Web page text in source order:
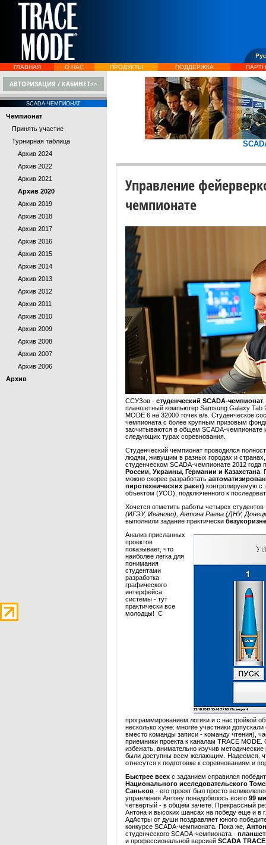
ГЛАВНАЯ О НАС ПРОДУКТЫ ПОДДЕРЖКА
АВТОРИЗАЦИЯ / КАБИНЕТ>>
SCADA-ЧЕМПИОНАТ
Чемпионат
Принять участие
Турнирная таблица
Архив 2024
Архив 2022
Архив 2021
Архив 2020
Архив 2019
Архив 2018
Архив 2017
Архив 2016
Архив 2015
Архив 2014
Архив 2013
Архив 2012
Архив 2011
Архив 2010
Архив 2009
Архив 2008
Архив 2007
Архив 2006
Архив
Управление
чемпионате
ССУЗов - студенческий SCADA-чемпионат
планшетный компьютер Samsung Galaxy Tab
MODE 6 на 32000 точек в/в. Студенческое
чемпионата с более крупным призовым
засчитываются в общем SCADA-
следующих турах соревнования.
Студенческий чемпионат проводился
людям, живущим в разных городах и
студенческом SCADA-чемпионате 2012 года
России, Украины, Германии и Казахстана
можно скорее разработать
пиротехнических ракет) контролируемую с
объектом (УСО), подключенного к
Хочется отметить работы четырех
(ИГЭУ, Иваново), Антона Раева (ДНУ,
выполнили задание практически
Анализ присланных
проектов
показывает, что
наиболее легка для
понимания
студентами
разработка
графического
интерфейса
системы - тут
практически все
молодцы! С
программированием логики и с настройкой
несколько хуже: многие участники
вместо команды записи - команду чтения),
приемники проекта к каналам TRACE
избежать, внимательно изучив
были доступны всем желающим. Надеемся,
отнесутся к подготовке к соревнованиям и
Быстрее всех с заданием справился
Национального исследовательского
Саньков - его проект был просто
управления Антону понадобилось всего 99
четвертый - в общем зачете. Прекрассный
Антона и высоких шансах на победу еще и в
АдАстры от души поздравляет юного
конкурсе SCADA-чемпионата. Пока же,
студенческого SCADA-чемпионата -
и профессиональной версией SCADA